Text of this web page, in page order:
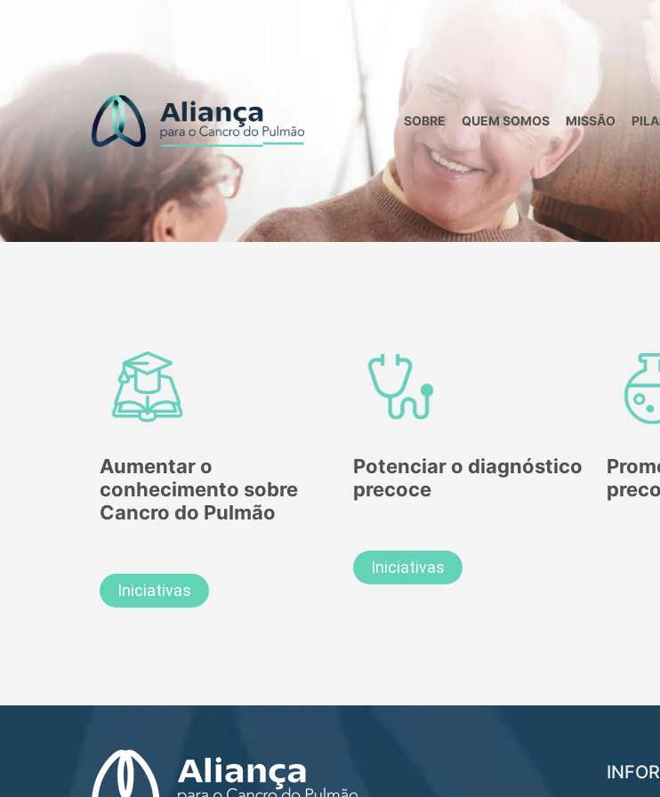
SOBRE QUEM SOMOS MISSÃO
Aumentar o
conhecimento sobre
Cancro do Pulmão
Iniciativas
Potenciar o diagnóstico
precoce
Iniciativas